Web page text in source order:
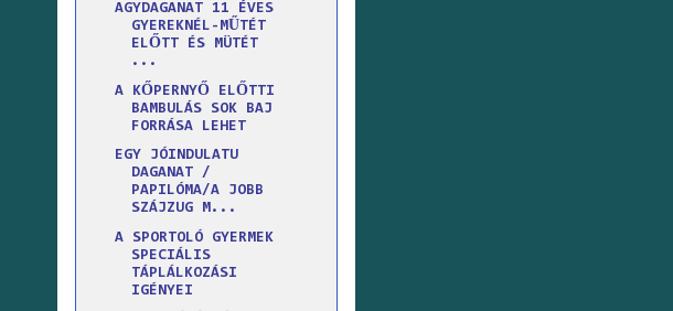
AGYDAGANAT 11 ÉVES
GYEREKNÉL-MŰTÉT
ELŐTT ÉS MÜTÉT
...
A KŐPERNYŐ ELŐTTI
BAMBULÁS SOK BAJ
FORRÁSA LEHET
EGY JÓINDULATU
DAGANAT /
PAPILÓMA/A JOBB
SZÁJZUG M...
A SPORTOLÓ GYERMEK
SPECIÁLIS
TÁPLÁLKOZÁSI
IGÉNYEI